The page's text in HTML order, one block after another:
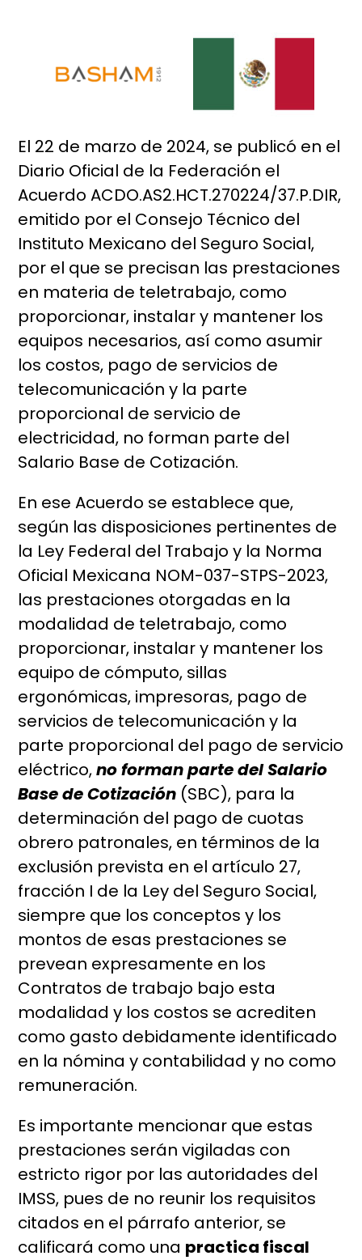
El 22 de marzo de 2024, se publicó en el
Diario Oficial de la Federación el
Acuerdo ACDO.AS2.HCT.270224/37.P.DIR,
emitido por el Consejo Técnico del
Instituto Mexicano del Seguro Social,
por el que se precisan las prestaciones
en materia de teletrabajo, como
proporcionar, instalar y mantener los
equipos necesarios, así como asumir
los costos, pago de servicios de
telecomunicación y la parte
proporcional de servicio de
electricidad, no forman parte del
Salario Base de Cotización.
En ese Acuerdo se establece que,
según las disposiciones pertinentes de
la Ley Federal del Trabajo y la Norma
Oficial Mexicana NOM-037-STPS-2023,
las prestaciones otorgadas en la
modalidad de teletrabajo, como
proporcionar, instalar y mantener los
equipo de cómputo, sillas
ergonómicas, impresoras, pago de
servicios de telecomunicación y la
parte proporcional del pago de servicio
eléctrico,no forman parte del Salario
Base de Cotización (SBC), para la
determinación del pago de cuotas
obrero patronales, en términos de la
exclusión prevista en el artículo 27,
fracción I de la Ley del Seguro Social,
siempre que los conceptos y los
montos de esas prestaciones se
prevean expresamente en los
Contratos de trabajo bajo esta
modalidad y los costos se acrediten
como gasto debidamente identificado
en la nómina y contabilidad y no como
remuneración.
Es importante mencionar que estas
prestaciones serán vigiladas con
estricto rigor por las autoridades del
IMSS, pues de no reunir los requisitos
citados en el párrafo anterior, se
calificará como una practica fiscal